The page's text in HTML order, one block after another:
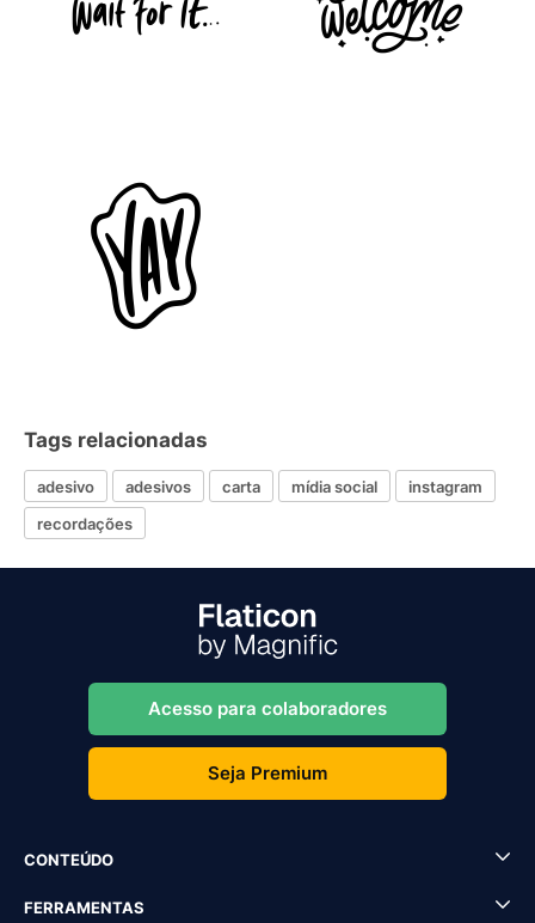
Tags relacionadas
adesivo adesivos carta mídia social
instagram
recordações
Acesso para colaboradores
Seja Premium
CONTEÚDO
FERRAMENTAS